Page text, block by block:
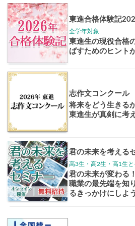
大学案内
講座
東大特進